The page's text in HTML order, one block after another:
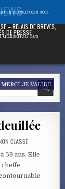
– RELAIS DE BRÈVES,
DE PRESSE
CLASSÉ
59 ans. Elle
mesurons son
des
MERCI JE VALIDE